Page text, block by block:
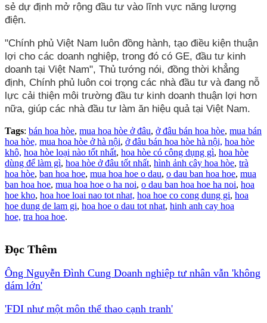
sẻ dự định mở rộng đầu tư vào lĩnh vực năng lượng
điện.
"Chính phủ Việt Nam luôn đồng hành, tạo điều kiện thuận
lợi cho các doanh nghiệp, trong đó có GE, đầu tư kinh
doanh tại Việt Nam", Thủ tướng nói, đồng thời khẳng
định, Chính phủ luôn coi trọng các nhà đầu tư và đang nỗ
lực cải thiện môi trường đầu tư kinh doanh thuận lợi hơn
nữa, giúp các nhà đầu tư làm ăn hiệu quả tại Việt Nam.
Tags: bán hoa hòe, mua hoa hòe ở đâu, ở đâu bán hoa hòe, mua bán
hoa hòe, mua hoa hòe ở hà nội, ở đâu bán hoa hòe hà nội, hoa hòe
khô, hoa hòe loại nào tốt nhất, hoa hòe có công dụng gì, hoa hòe
dùng để làm gì, hoa hòe ở đâu tốt nhất, hình ảnh cây hoa hòe, trà
hoa hòe, ban hoa hoe, mua hoa hoe o dau, o dau ban hoa hoe, mua
ban hoa hoe, mua hoa hoe o ha noi, o dau ban hoa hoe ha noi, hoa
hoe kho, hoa hoe loai nao tot nhat, hoa hoe co cong dung gi, hoa
hoe dung de lam gi, hoa hoe o dau tot nhat, hinh anh cay hoa
hoe, tra hoa hoe.
Đọc Thêm
Ông Nguyễn Đình Cung Doanh nghiệp tư nhân vẫn 'không
dám lớn'
'FDI như một môn thể thao cạnh tranh'